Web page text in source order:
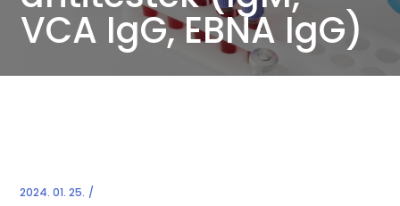
VCA IgG, EBNA IgG)
2024. 01. 25.